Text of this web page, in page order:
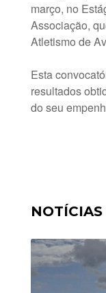
março, no
Associação,
Atletismo de
Esta
resultados
do seu